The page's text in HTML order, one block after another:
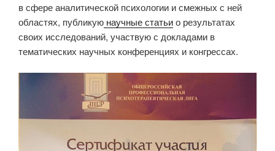
в сфере аналитической психологии и смежных с ней
областях, публикую научные статьио результатах
своих исследований, участвую с докладами в
тематических научных конференциях и конгрессах.